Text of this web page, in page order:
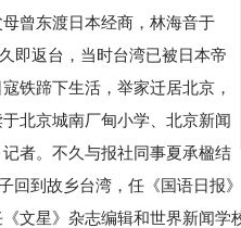
曾东渡日本经商，林海音于
即返台，当时台湾已被日本帝
铁蹄下生活，举家迁居北京，
北京城南厂甸小学、北京新闻
者。不久与报社同事夏承楹结
回到故乡台湾，任《国语日报
文星》杂志编辑和世界新闻学